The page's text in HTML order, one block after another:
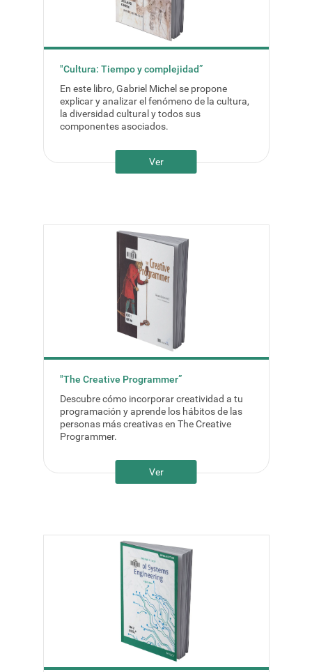
"Cultura: Tiempo y complejidad”
En este libro, Gabriel Michel se propone
explicar y analizar el fenómeno de la cultura,
la diversidad cultural y todos sus
componentes asociados.
Ver
"The Creative Programmer”
Descubre cómo incorporar creatividad a tu
programación y aprende los hábitos de las
personas más creativas en The Creative
Programmer.
Ver